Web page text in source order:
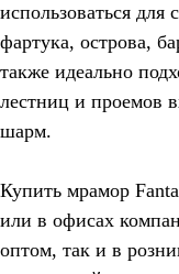
использоваться
фартука, острова,
также идеально
лестниц и проемов
шарм.
Купить мрамор
или в офисах
оптом, так и в